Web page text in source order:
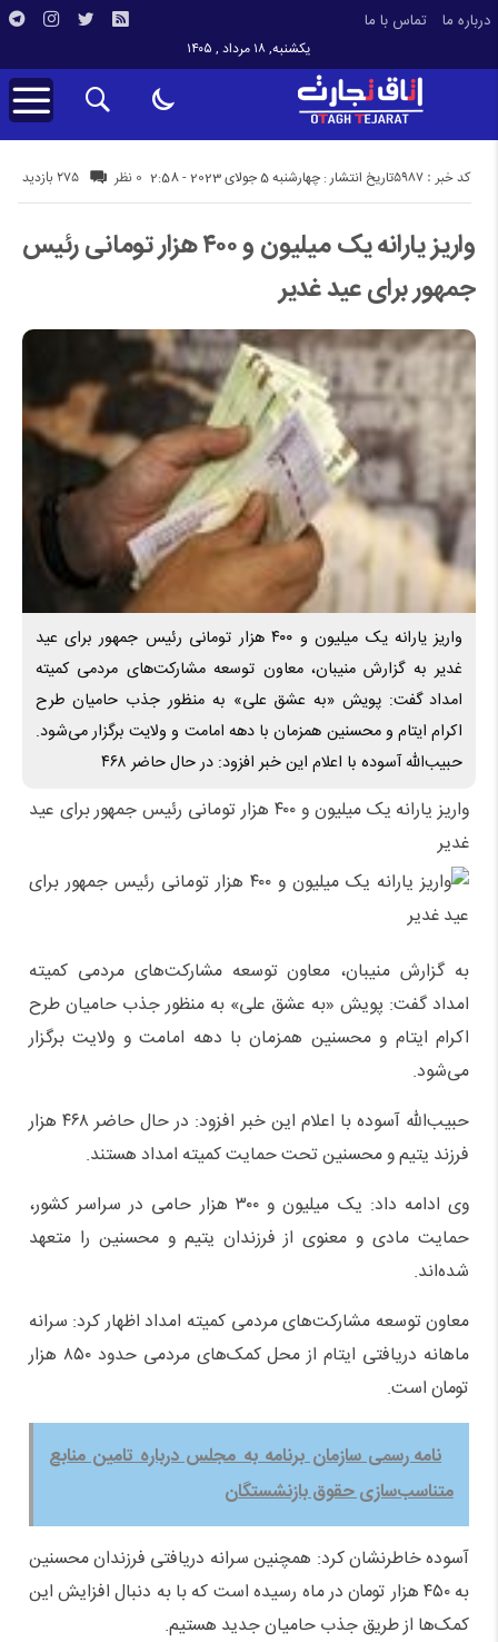
درباره ما تماس با ما
یکشنبه, ۱۸ مرداد , ۱۴۰۵
تاریخ انتشار : چهارشنبه 5 جولای 2023 - 2:58 275 بازدید کد خبر : 5987 0 نظر
واریز یارانه یک میلیون و ۴۰۰ هزار تومانی رئیس
جمهور برای عید غدیر
واریز یارانه یک میلیون و ۴۰۰ هزار تومانی رئیس جمهور برای عید
غدیر به گزارش منیبان، معاون توسعه مشارکت‌های مردمی کمیته
امداد گفت: پویش «به عشق علی» به منظور جذب حامیان طرح
اکرام ایتام و محسنین همزمان با دهه امامت و ولایت برگزار می‌شود.
حبیب‌الله آسوده با اعلام این خبر افزود: در حال حاضر ۴۶۸
واریز یارانه یک میلیون و ۴۰۰ هزار تومانی رئیس جمهور برای عید
غدیر
به گزارش منیبان، معاون توسعه مشارکت‌های مردمی کمیته
امداد گفت: پویش «به عشق علی» به منظور جذب حامیان طرح
اکرام ایتام و محسنین همزمان با دهه امامت و ولایت برگزار
می‌شود.
حبیب‌الله آسوده با اعلام این خبر افزود: در حال حاضر ۴۶۸ هزار
فرزند یتیم و محسنین تحت حمایت کمیته امداد هستند.
وی ادامه داد: یک میلیون و ۳۰۰ هزار حامی در سراسر کشور،
حمایت مادی و معنوی از فرزندان یتیم و محسنین را متعهد
شده‌اند.
معاون توسعه مشارکت‌های مردمی کمیته امداد اظهار کرد: سرانه
ماهانه دریافتی ایتام از محل کمک‌های مردمی حدود ۸۵۰ هزار
تومان است.
نامه رسمی سازمان برنامه به مجلس درباره تامین منابع
متناسب‌سازی حقوق‌ بازنشستگان
آسوده خاطرنشان کرد: همچنین سرانه دریافتی فرزندان محسنین
به ۴۵۰ هزار تومان در ماه رسیده است که با به دنبال افزایش این
کمک‌ها از طریق جذب حامیان جدید هستیم.